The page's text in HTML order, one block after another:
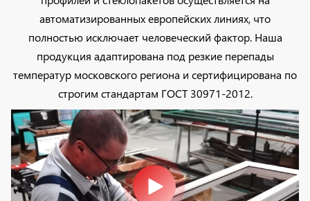
автоматизированных европейских линиях, что
полностью исключает человеческий фактор. Наша
продукция адаптирована под резкие перепады
температур московского региона и сертифицирована по
строгим стандартам ГОСТ 30971-2012.